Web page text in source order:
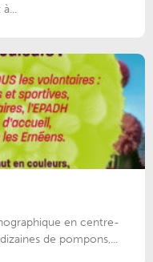
en centre-
de pompons,...